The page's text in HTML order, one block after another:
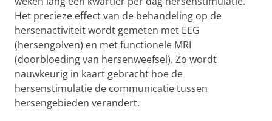
Het precieze effect van de behandeling op de
hersenactiviteit wordt gemeten met EEG
(hersengolven) en met functionele MRI
(doorbloeding van hersenweefsel). Zo wordt
nauwkeurig in kaart gebracht hoe de
hersenstimulatie de communicatie tussen
hersengebieden verandert.